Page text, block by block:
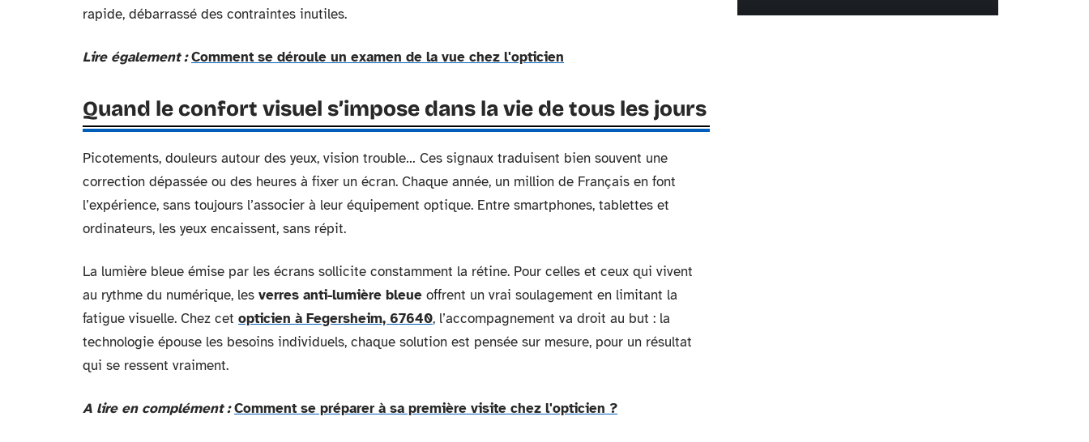
rapide, débarrassé des contraintes inutiles.
Lire également : Comment se déroule un examen de la vue chez l'opticien
Quand le confort visuel s’impose dans la vie de tous les jours
Picotements, douleurs autour des yeux, vision trouble… Ces signaux traduisent bien souvent une
correction dépassée ou des heures à fixer un écran. Chaque année, un million de Français en font
l’expérience, sans toujours l’associer à leur équipement optique. Entre smartphones, tablettes et
ordinateurs, les yeux encaissent, sans répit.
La lumière bleue émise par les écrans sollicite constamment la rétine. Pour celles et ceux qui vivent
au rythme du numérique, les verres anti-lumière bleue offrent un vrai soulagement en limitant la
fatigue visuelle. Chez cet opticien à Fegersheim, 67640, l’accompagnement va droit au but : la
technologie épouse les besoins individuels, chaque solution est pensée sur mesure, pour un résultat
qui se ressent vraiment.
A lire en complément : Comment se préparer à sa première visite chez l'opticien ?